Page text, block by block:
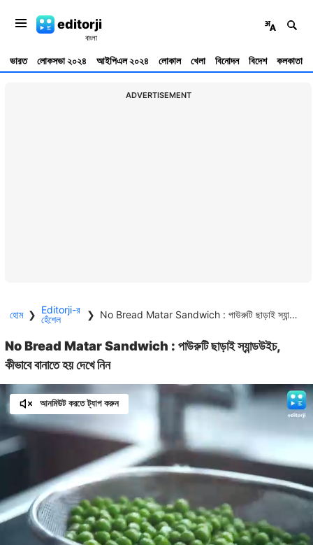
editorji
ভারত লোকসভা ২০২৪ আইপিএল ২০২৪ লোকাল খেলা বিনোদন বিদেশ কলকাতা
ADVERTISEMENT
হোম ❯ Editorji-র
হেঁশেল
❯ No Bread Matar Sandwich : পাউরুটি ছাড়াই স্যান্ডউইচ, কীভাবে বানাতে হয় দেখে নিন
No Bread Matar Sandwich : পাউরুটি ছাড়াই স্যান্ডউইচ,
কীভাবে বানাতে হয় দেখে নিন
আনমিউট করতে ট্যাপ করুন
Loaded: